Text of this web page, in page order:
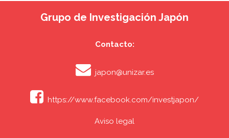
Grupo de Investigación Japón
Contacto:
japon@unizar.es
https://www.facebook.com/investjapon/
Aviso legal